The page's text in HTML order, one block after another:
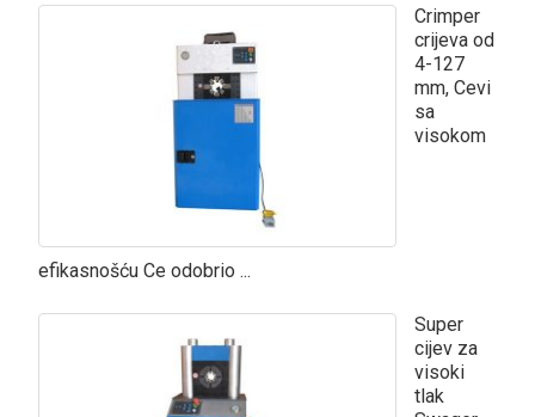
Crimper
crijeva od
4-127
mm, Cevi
sa
visokom
efikasnošću Ce odobrio ...
Super
cijev za
visoki
tlak